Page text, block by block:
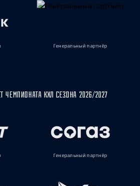
Генеральный партнёр
ЧЕМПИОНАТА КХЛ СЕЗОНА 2026/2027
Генеральный партнёр